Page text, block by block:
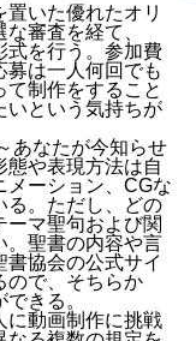
いた優れたオリ
審査を経て、
式を行う。参加費
募は一人何回でも
制作をすること
いという気持ちが
あなたが今知らせ
態や表現方法は自
メーション、CGな
る。ただし、どの
ーマ聖句および関
。聖書の内容や言
協会の公式サイ
ので、そちらか
きる。
に動画制作に挑戦